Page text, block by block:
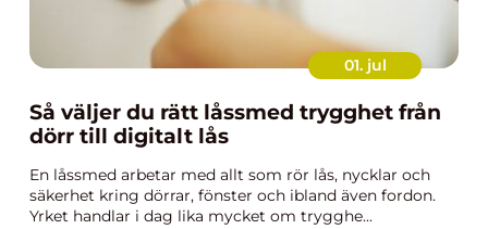
01. jul
Så väljer du rätt låssmed trygghet från
dörr till digitalt lås
En låssmed arbetar med allt som rör lås, nycklar och
säkerhet kring dörrar, fönster och ibland även fordon.
Yrket handlar i dag lika mycket om trygghe...